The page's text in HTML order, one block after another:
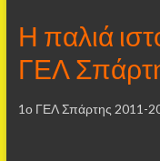
Η παλιά
ΓΕΛ
1ο ΓΕΛ Σπάρτης 2011-